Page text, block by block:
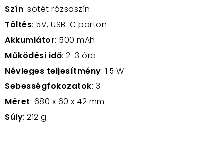
Szín: sötét rózsaszín
Töltés: 5V, USB-C porton
Akkumlátor: 500 mAh
Működési idő: 2-3 óra
Névleges teljesítmény: 1.5 W
Sebességfokozatok: 3
Méret: 680 x 60 x 42 mm
Súly: 212 g